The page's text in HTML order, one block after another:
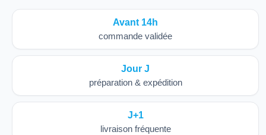
Avant 14h
commande validée
Jour J
préparation & expédition
J+1
livraison fréquente